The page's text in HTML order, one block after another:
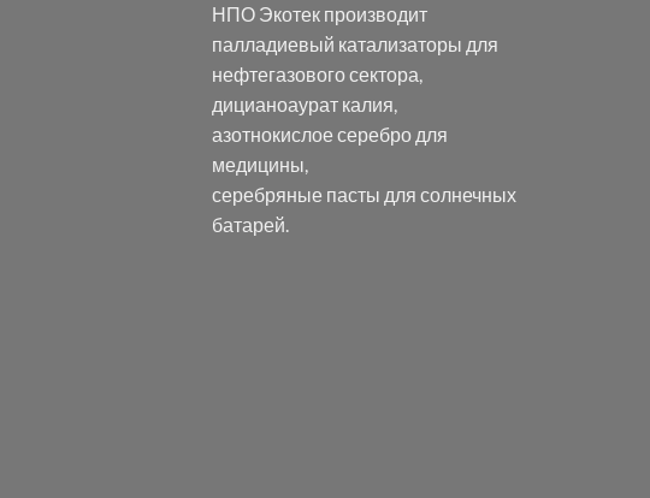
НПО Экотек производит
палладиевый катализаторы для
нефтегазового сектора,
дицианоаурат калия,
азотнокислое серебродля
медицины,
серебряные пасты для солнечных
батарей.